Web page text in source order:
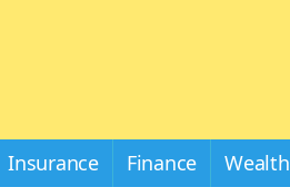
Insurance Finance Wealth